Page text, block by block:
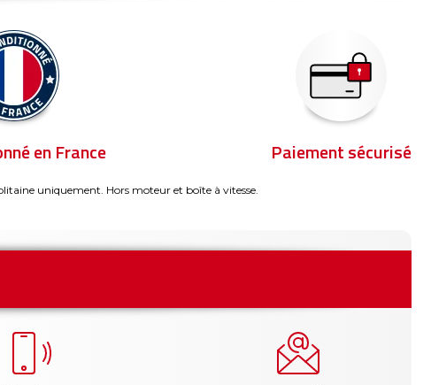
en France Paiement sécurisé
uniquement. Hors moteur et boîte à vitesse.